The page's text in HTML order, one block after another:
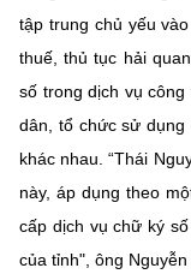
Tin địa phương
Sở hữu trí tuệ
Tiêu chuẩn, đo
Năng lượng
Infographic
Ảnh
Nhiệm vụ trọng
tập trung chủ yếu
thuế, thủ tục hải
số trong dịch vụ
dân, tổ chức sử dụng
khác nhau. “Thái
này, áp dụng theo
cấp dịch vụ chữ ký
của tỉnh", ông